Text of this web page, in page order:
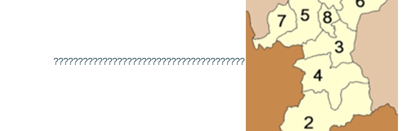
???????????????????????????????????????